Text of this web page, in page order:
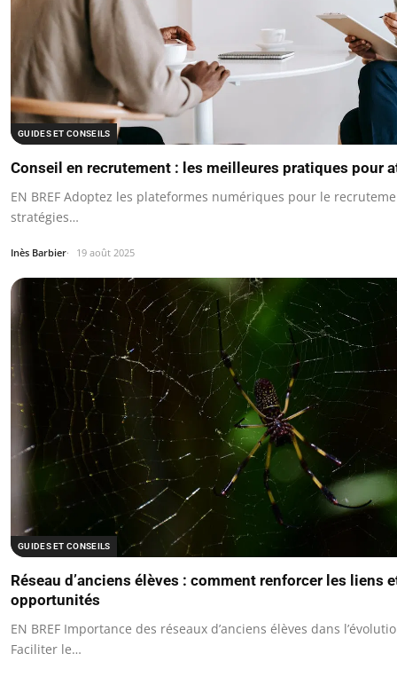
GUIDES ET CONSEILS
Conseil en recrutement : les meilleures pratiques pour
EN BREF Adoptez les plateformes numériques pour le
stratégies…
Inès Barbier 19 août 2025
GUIDES ET CONSEILS
Réseau d’anciens élèves : comment renforcer les liens
opportunités
EN BREF Importance des réseaux d’anciens élèves dans
Faciliter le…